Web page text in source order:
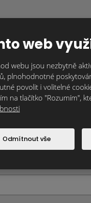
materiál nebo
nezávaznou
nebo přes
Vám můžeme
web
webu jsou nezbytně
plnohodnotné
povolit i volitelné
na tlačítko "Rozumím",
Odmítnout vše